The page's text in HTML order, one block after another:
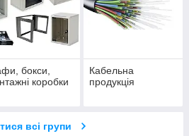
бокси,
коробки
Кабельна
продукція
всі групи